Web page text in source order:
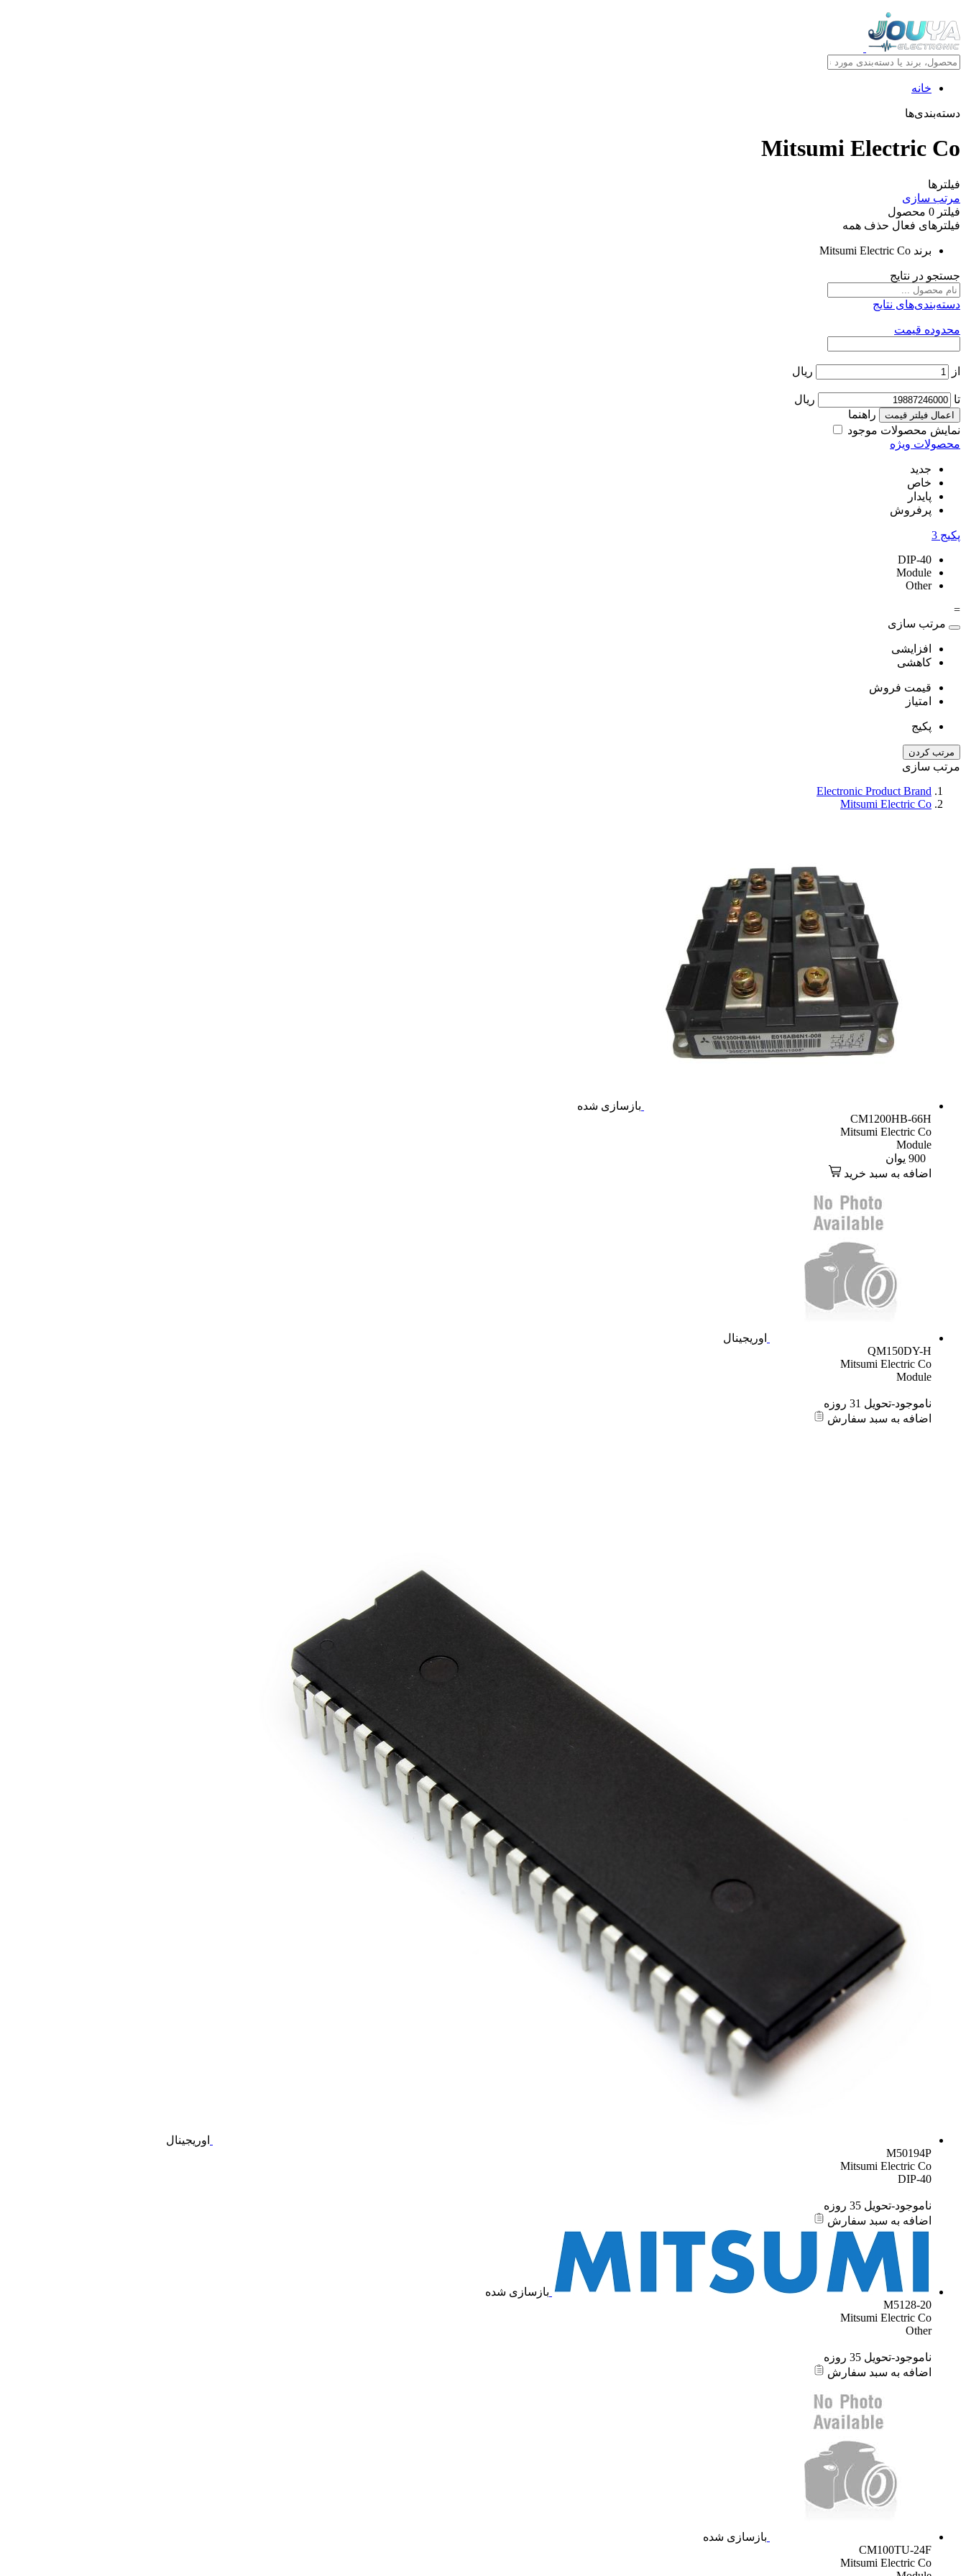
خانه
دسته‌بندی‌ها
Mitsumi Electric Co
فیلترها
مرتب سازی
فیلتر 0 محصول
فیلترهای فعال حذف همه
برند Mitsumi Electric Co
جستجو در نتایج
دسته‌بندی‌های نتایج
محدوده قیمت
از ریال
تا ریال
اعمال فیلتر قیمت
راهنما
نمایش محصولات موجود
محصولات ویژه
جدید
خاص
پایدار
پرفروش
پکیج 3
DIP-40
Module
Other
=
مرتب سازی
افزایشی
کاهشی
قیمت فروش
امتیاز
پکیج
مرتب کردن
مرتب سازی
Electronic Product Brand
Mitsumi Electric Co
بازسازی شده
CM1200HB-66H
Mitsumi Electric Co
Module
900 یوان
اضافه به سبد خرید
اوریجینال
QM150DY-H
Mitsumi Electric Co
Module
ناموجود-تحویل 31 روزه
اضافه به سبد سفارش
اوریجینال
M50194P
Mitsumi Electric Co
DIP-40
ناموجود-تحویل 35 روزه
اضافه به سبد سفارش
بازسازی شده
M5128-20
Mitsumi Electric Co
Other
ناموجود-تحویل 35 روزه
اضافه به سبد سفارش
بازسازی شده
CM100TU-24F
Mitsumi Electric Co